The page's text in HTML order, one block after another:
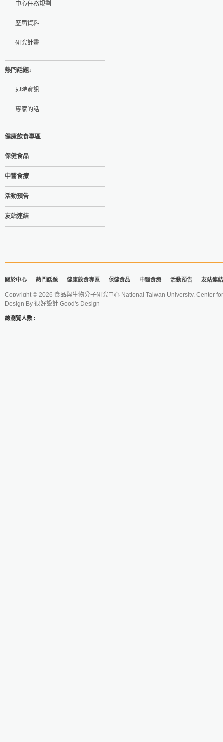
中心任務規劃
歷屆資料
研究計畫
熱門話題↓
即時資訊
專家的話
健康飲食專區
保健食品
中醫食療
活動預告
友站連結
關於中心 熱門話題 健康飲食專區 保健食品 中醫食療 活動預告 友站連結
Copyright © 2026 食品與生物分子研究中心 National Taiwan University. Center
Design By 很好設計 Good's Design
總瀏覽人數 :